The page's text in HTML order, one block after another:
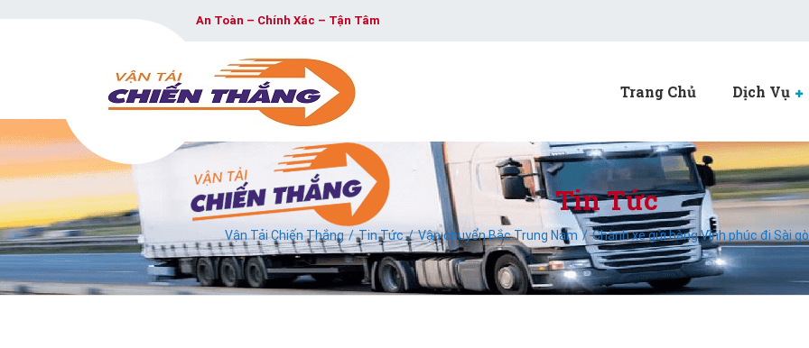
An Toàn – Chính Xác – Tận Tâm
Trang Chủ Dịch Vụ
Tin Tức
Vận Tải Chiến Thắng Tin Tức Vận chuyển Bắc Trung Nam Chành xe gửi hàng Vĩnh phúc đi Sài